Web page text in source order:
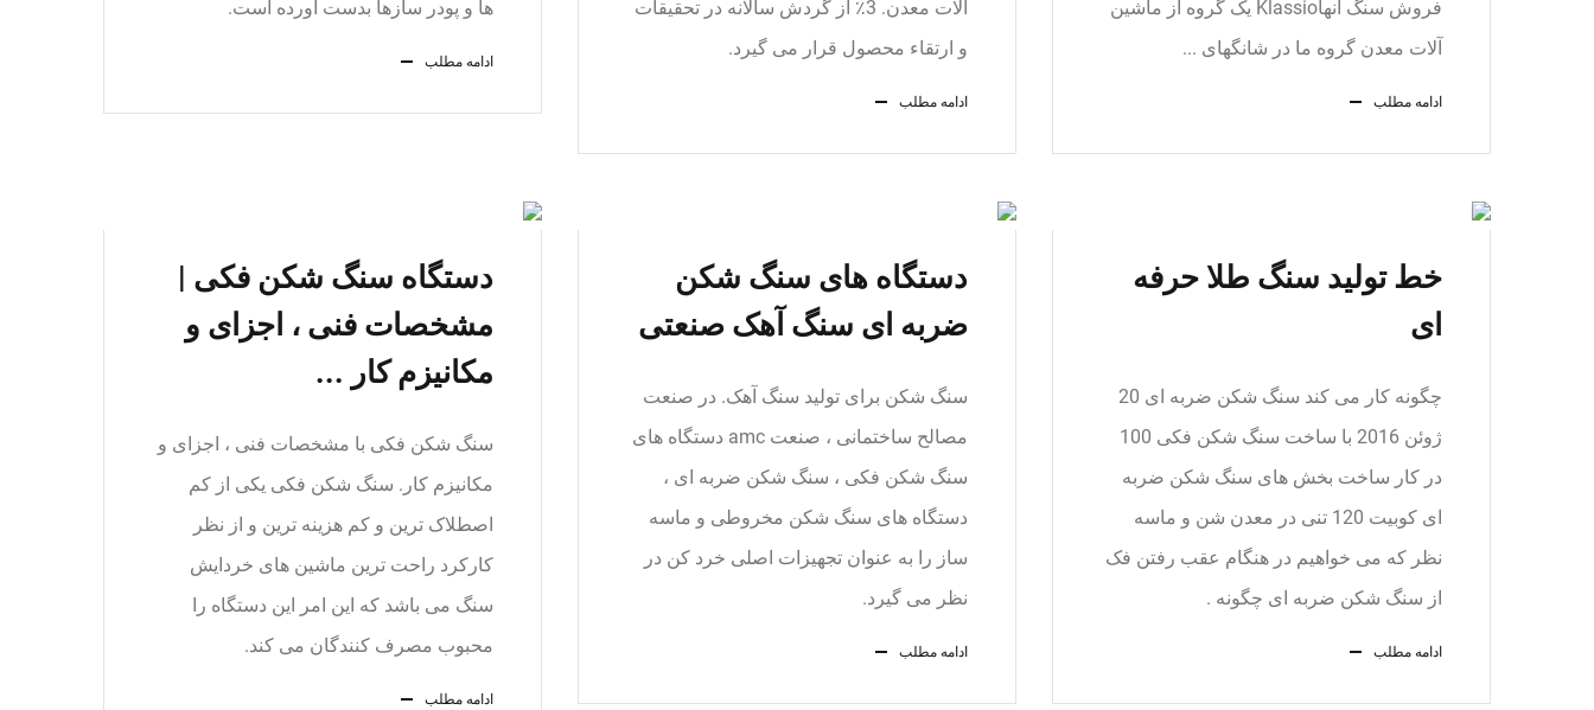
فروش سنگ آنهاKlassio یک گروه از ماشین
آلات معدن گروه ما در شانگهای ...
ادامه مطلب
آلات معدن. 3٪ از گردش سالانه در تحقیقات
و ارتقاء محصول قرار می گیرد.
ادامه مطلب
ها و پودر سازها بدست آورده است.
ادامه مطلب
خط تولید سنگ طلا حرفه
ای
چگونه کار می کند سنگ شکن ضربه ای 20
ژوئن 2016 با ساخت سنگ شکن فکی 100
در کار ساخت بخش های سنگ شکن ضربه
ای کوبیت 120 تنی در معدن شن و ماسه
نظر که می خواهیم در هنگام عقب رفتن فک
از سنگ شکن ضربه ای چگونه .
ادامه مطلب
دستگاه های سنگ شکن
ضربه ای سنگ آهک صنعتی
سنگ شکن برای تولید سنگ آهک. در صنعت
مصالح ساختمانی ، صنعت amc دستگاه های
سنگ شکن فکی ، سنگ شکن ضربه ای ،
دستگاه های سنگ شکن مخروطی و ماسه
ساز را به عنوان تجهیزات اصلی خرد کن در
نظر می گیرد.
ادامه مطلب
دستگاه سنگ شکن فکی |
مشخصات فنی ، اجزای و
مکانیزم کار ...
سنگ شکن فکی با مشخصات فنی ، اجزای و
مکانیزم کار. سنگ شکن فکی یکی از کم
اصطلاک ترین و کم هزینه ترین و از نظر
کارکرد راحت ترین ماشین های خردایش
سنگ می باشد که این امر این دستگاه را
محبوب مصرف کنندگان می کند.
ادامه مطلب